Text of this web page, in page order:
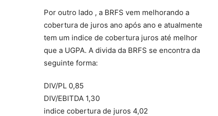
Por outro lado , a BRFS vem melhorando a
cobertura de juros ano após ano e atualmente
tem um indice de cobertura juros até melhor
que a UGPA. A divida da BRFS se encontra da
seguinte forma:
DIV/PL 0,85
DIV/EBITDA 1,30
indice cobertura de juros 4,02